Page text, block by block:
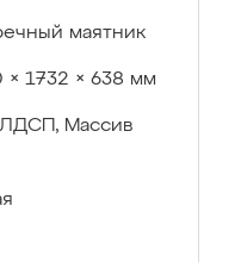
маятник
× 1732 × 638 мм
ЛДСП, Массив